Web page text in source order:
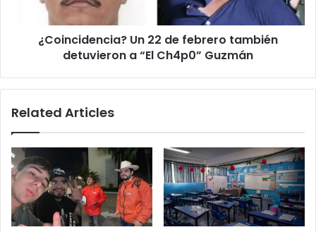
Ch4p0”¿Coincidencia? Un 22 de febrero también
detuvieron a “El Ch4p0” Guzmán
Related Articles